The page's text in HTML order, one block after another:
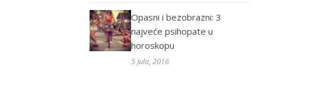
Opasni i bezobrazni: 3
najveće psihopate u
horoskopu
5 Jula, 2016